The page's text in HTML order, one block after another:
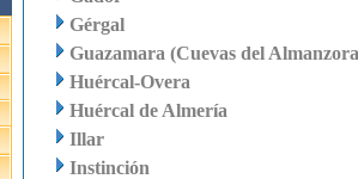
Gérgal
Guazamara (Cuevas del
Huércal-Overa
Huércal de Almería
Illar
Instinción